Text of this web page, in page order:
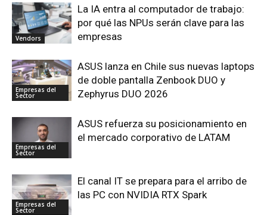
Vendors
La IA entra al computador de trabajo:
por qué las NPUs serán clave para las
empresas
Empresas del
Sector
ASUS lanza en Chile sus nuevas laptops
de doble pantalla Zenbook DUO y
Zephyrus DUO 2026
Empresas del
Sector
ASUS refuerza su posicionamiento en
el mercado corporativo de LATAM
Empresas del
Sector
El canal IT se prepara para el arribo de
las PC con NVIDIA RTX Spark